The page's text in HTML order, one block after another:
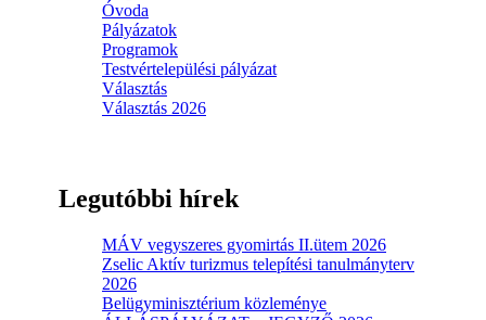
Óvoda
Pályázatok
Programok
Testvértelepülési pályázat
Választás
Választás 2026
Legutóbbi hírek
MÁV vegyszeres gyomirtás II.ütem 2026
Zselic Aktív turizmus telepítési tanulmányterv
2026
Belügyminisztérium közleménye